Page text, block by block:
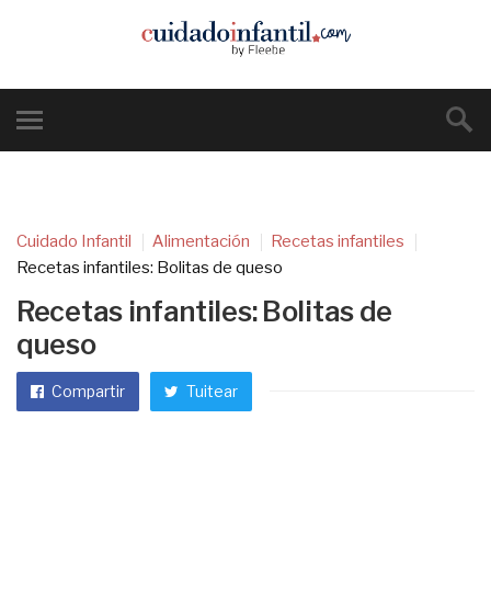
Cuidado Infantil Alimentación
Recetas infantiles
Recetas infantiles: Bolitas de queso
Recetas infantiles: Bolitas de
queso
Compartir Tuitear